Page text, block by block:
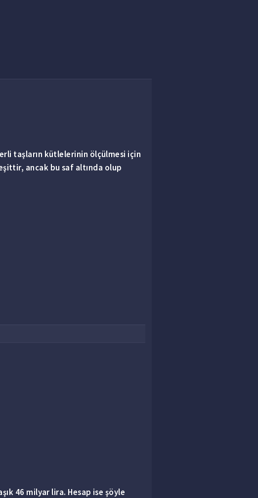
taşların kütlelerinin ölçülmesi için
ancak bu saf altında olup
46 milyar lira. Hesap ise şöyle